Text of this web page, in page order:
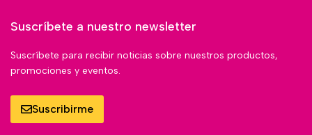
Suscríbete a nuestro newsletter
Suscríbete para recibir noticias sobre nuestros productos,
promociones y eventos.
Suscribirme